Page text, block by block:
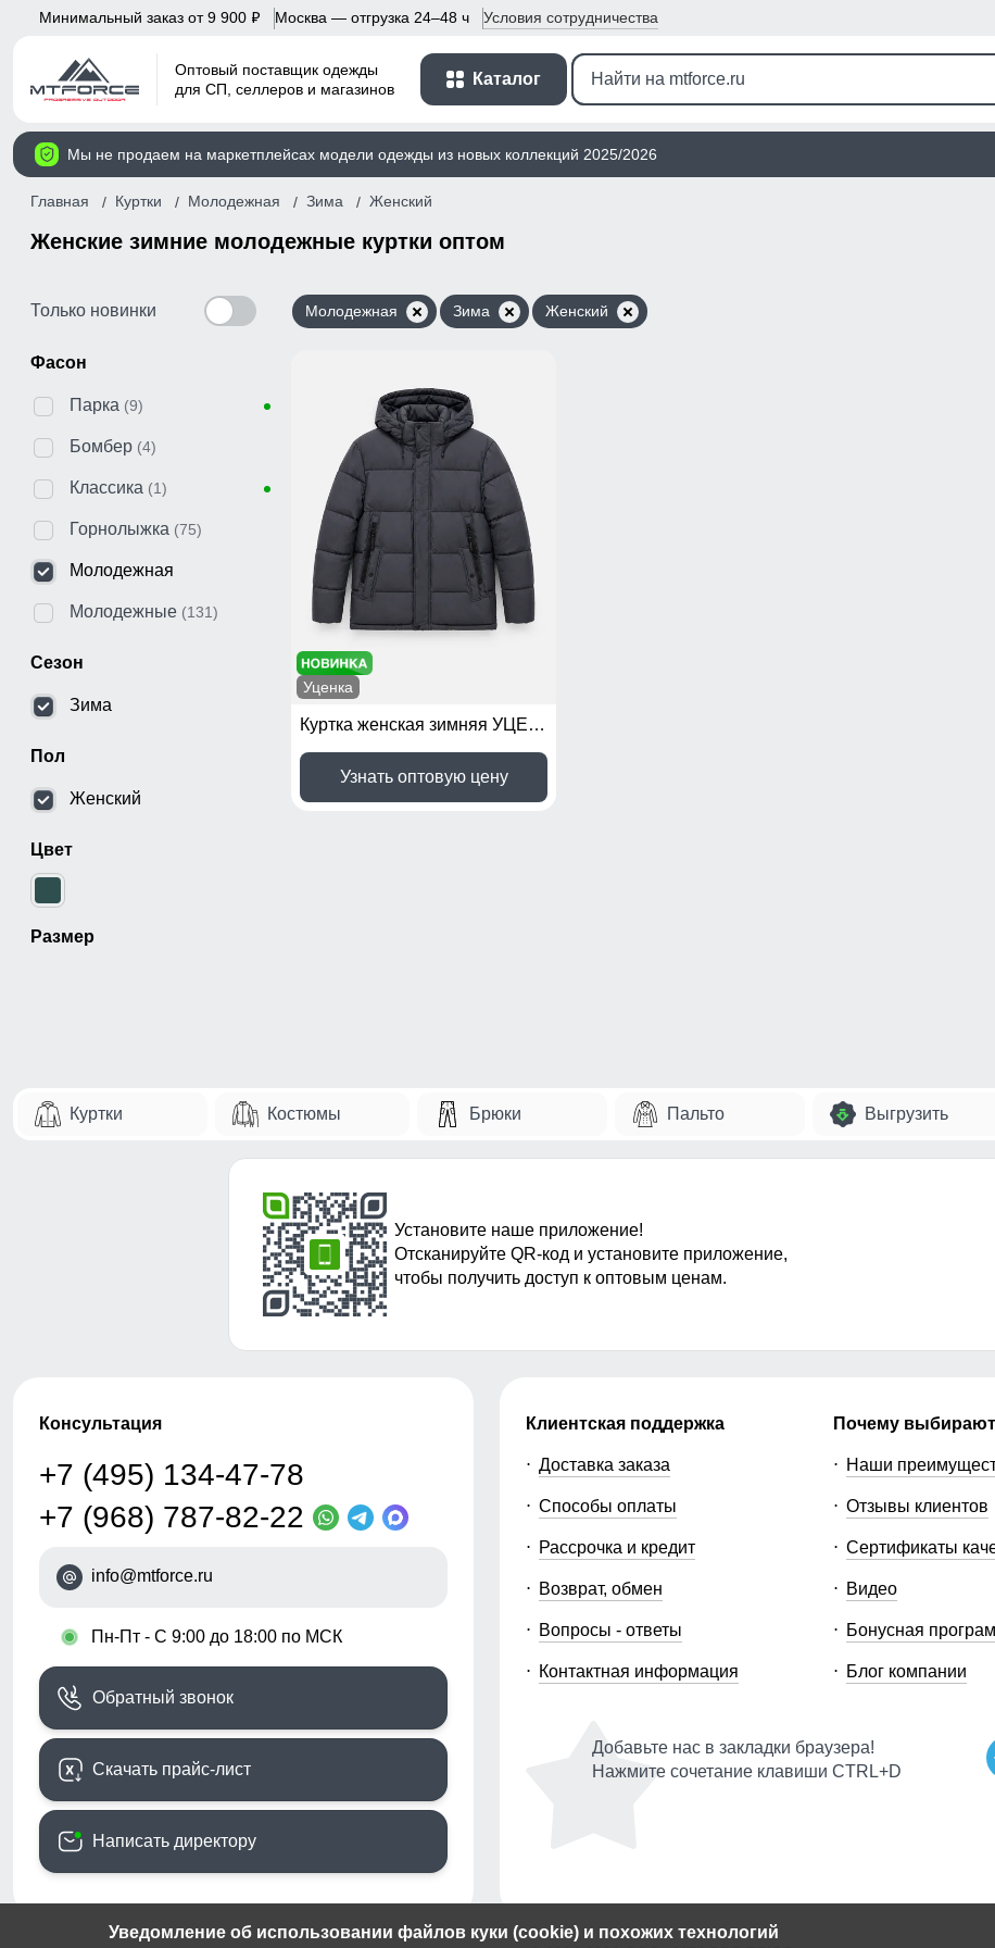
Уведомление об использовании файлов куки (cookie) и похожих технологий
Минимальный заказ от 9 900 p Москва — отгрузка 24–48 ч Условия сотрудничества
Оптовый поставщик одежды
для СП, селлеров и магазинов
Каталог
Мы не продаем на маркетплейсах модели одежды из новых коллекций 2025/2026
Главная Куртки Молодежная Зима Женский
Женские зимние молодежные куртки оптом
Только новинки
Фасон
Парка (9)
Бомбер (4)
Классика (1)
Горнолыжка (75)
Молодежная
Молодежные (131)
Сезон
Зима
Пол
Женский
Цвет
Размер
Молодежная Зима Женский
Уценка
Куртка женская зимняя УЦЕНКА темно-серого цвета 0966TC
Узнать оптовую цену
Куртки Костюмы Брюки Пальто Выгрузить
Установите наше приложение!
Отсканируйте QR-код и установите приложение,
чтобы получить доступ к оптовым ценам.
Консультация
+7 (495) 134-47-78
+7 (968) 787-82-22
info@mtforce.ru
• Пн-Пт - С 9:00 до 18:00 по МСК
Обратный звонок
Скачать прайс-лист
Написать директору
Клиентская поддержка
Доставка заказа
Способы оплаты
Рассрочка и кредит
Возврат, обмен
Вопросы - ответы
Контактная информация
Почему
Наши
Отзывы клиентов
Сертификаты
Видео
Бонусная
Блог компании
Добавьте нас в закладки браузера!
Нажмите сочетание клавиши CTRL+D